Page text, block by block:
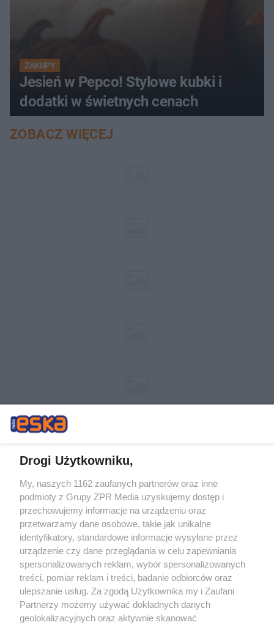
ZAKUPY
Jesień w Pepco! Stylowe kubki i
dodatki w świetnych cenach
ZOBACZ WIĘCEJ
Żaden utwór zamieszczony w serwisie nie może być powielany i
rozpowszechniany lub dalej rozpowszechniany w jakikolwiek sposób (w
tym także elektroniczny lub mechaniczny) na jakimkolwiek polu
eksploatacji w jakiejkolwiek formie, włącznie z umieszczaniem w
Internecie bez pisemnej zgody właściciela praw. Jakiekolwiek użycie lub
wykorzystanie utworów w całości lub w części z naruszeniem prawa,
tzn. bez właściwej zgody, jest zabronione pod groźbą kary i może być
ścigane prawnie.
Drogi Użytkowniku,
My, naszych 1162 zaufanych partnerów oraz inne
podmioty z Grupy ZPR Media uzyskujemy dostęp i
przechowujemy informacje na urządzeniu oraz
przetwarzamy dane osobowe, takie jak unikalne
identyfikatory, standardowe informacje wysyłane przez
urządzenie czy dane przeglądania w celu zapewniania
spersonalizowanych reklam, wybór spersonalizowanych
treści, pomiar reklam i treści, badanie odbiorców oraz
ulepszanie usług. Za zgodą Użytkownika my i Zaufani
Partnerzy możemy używać dokładnych danych
geolokalizacyjnych oraz aktywnie skanować